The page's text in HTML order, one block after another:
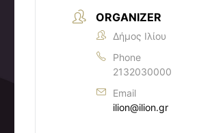
ORGANIZER
Δήμος Ιλίου
Phone
2132030000
Email
ilion@ilion.gr